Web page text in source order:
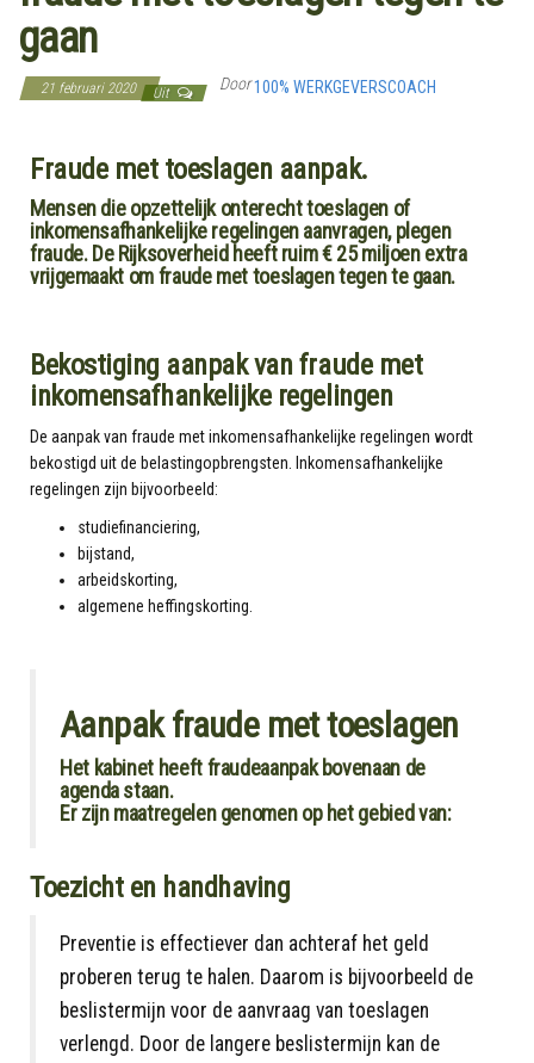
gaan
21 februari 2020 Uit Door100% WERKGEVERSCOACH
Fraude met toeslagen aanpak.
Mensen die opzettelijk onterecht toeslagen of
inkomensafhankelijke regelingen aanvragen, plegen
fraude. De Rijksoverheid heeft ruim € 25 miljoen extra
vrijgemaakt om fraude met toeslagen tegen te gaan.
Bekostiging aanpak van fraude met
inkomensafhankelijke regelingen
De aanpak van fraude met inkomensafhankelijke regelingen wordt
bekostigd uit de belastingopbrengsten. Inkomensafhankelijke
regelingen zijn bijvoorbeeld:
studiefinanciering,
bijstand,
arbeidskorting,
algemene heffingskorting.
Aanpak fraude met toeslagen
Het kabinet heeft fraudeaanpak bovenaan de
agenda staan.
Er zijn maatregelen genomen op het gebied van:
Toezicht en handhaving
Preventie is effectiever dan achteraf het geld
proberen terug te halen. Daarom is bijvoorbeeld de
beslistermijn voor de aanvraag van toeslagen
verlengd. Door de langere beslistermijn kan de